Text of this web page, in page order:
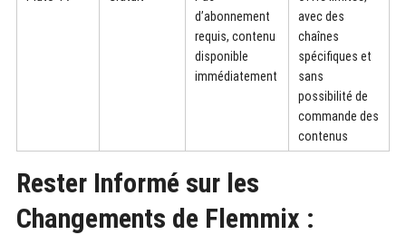
d’abonnement
requis, contenu
disponible
immédiatement
avec des
chaînes
spécifiques et
sans
possibilité de
commande des
contenus
Rester Informé sur les
Changements de Flemmix :